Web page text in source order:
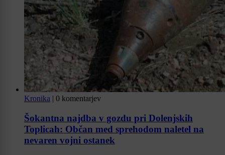
Kronika | 0 komentarjev
Šokantna najdba v gozdu pri Dolenjskih
Toplicah: Občan med sprehodom naletel na
nevaren vojni ostanek